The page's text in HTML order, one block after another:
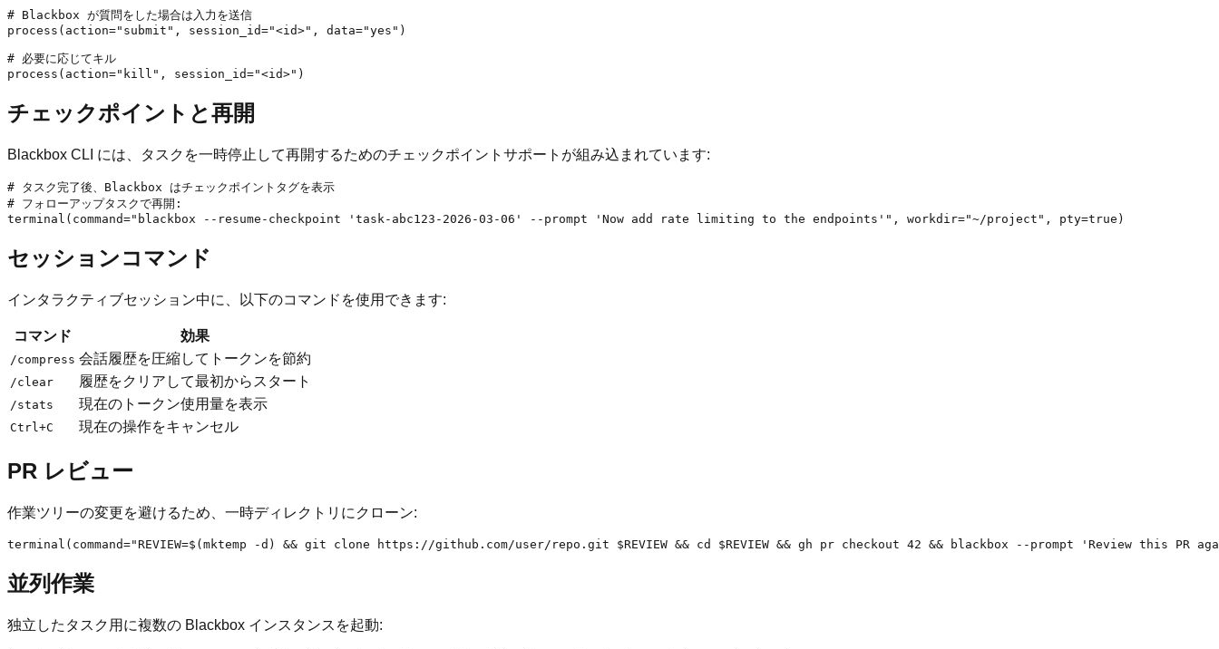
# Blackbox が質問をした場合は入力を送信
process(action="submit", session_id="<id>", data="yes")
# 必要に応じてキル
チェックポイントと再開
Blackbox CLI には、タスクを一時停止して再開するためのチェックポイントサポートが組み込まれています:
# タスク完了後、Blackbox はチェックポイントタグを表示
# フォローアップタスクで再開:
セッションコマンド
インタラクティブセッション中に、以下のコマンドを使用できます:
コマンド 効果
/compress 会話履歴を圧縮してトークンを節約
/clear 履歴をクリアして最初からスタート
/stats 現在のトークン使用量を表示
Ctrl+C 現在の操作をキャンセル
PR レビュー
作業ツリーの変更を避けるため、一時ディレクトリにクローン:
並列作業
独立したタスク用に複数の Blackbox インスタンスを起動: